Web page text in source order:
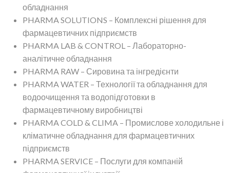
обладнання
PHARMA SOLUTIONS – Комплексні рішення для
фармацевтичних підприємств
PHARMA LAB & CONTROL – Лабораторно-
аналітичне обладнання
PHARMA RAW – Сировина та інгредієнти
PHARMA WATER – Технології та обладнання для
водоочищення та водопідготовки в
фармацевтичному виробництві
PHARMA COLD & CLIMA – Промислове холодильне і
кліматичне обладнання для фармацевтичних
підприємств
PHARMA SERVICE – Послуги для компаній